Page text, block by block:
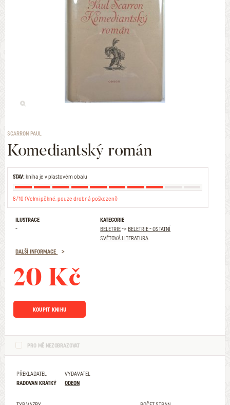
SCARRON PAUL
Komediantský román
STAV:kniha je v plastovém obalu
8/10 (Velmi pěkné, pouze drobná poškození)
ILUSTRACE
-
KATEGORIE
BELETRIE->BELETRIE - OSTATNÍ
SVĚTOVÁ LITERATURA
DALŠÍ INFORMACE
20 Kč
KOUPIT KNIHU
PRO MĚ NEZOBRAZOVAT
PŘEKLADATEL
RADOVAN KRÁTKÝ
VYDAVATEL
ODEON